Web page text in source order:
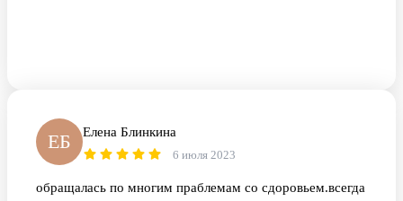
ЕБ Елена Блинкина
6 июля 2023
обращалась по многим праблемам со сдоровьем.всегда